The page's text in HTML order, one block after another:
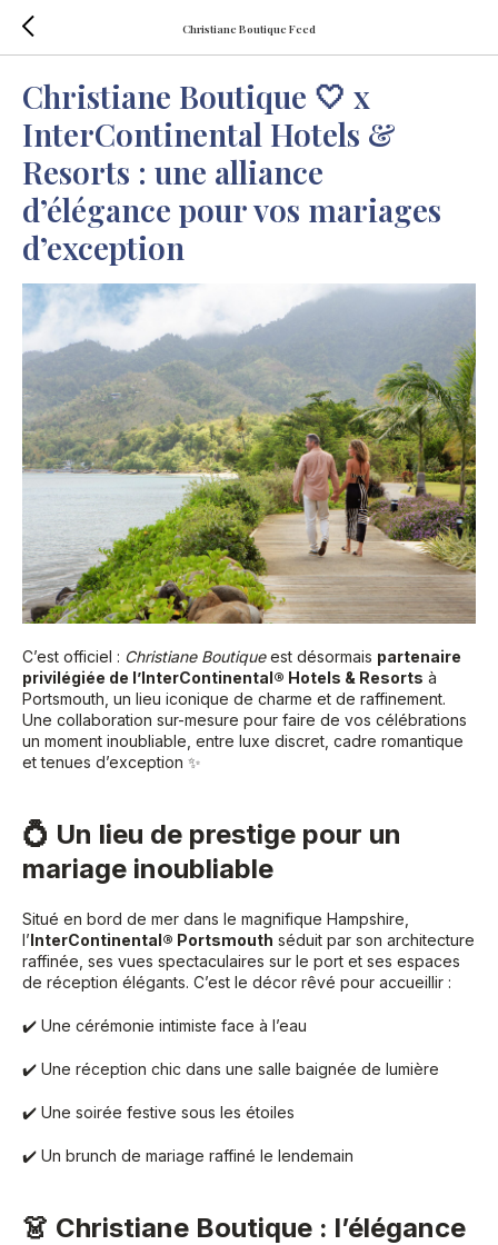
Christiane Boutique Feed
Christiane Boutique 🤍 x
InterContinental Hotels &
Resorts : une alliance
d’élégance pour vos mariages
d’exception
C’est officiel : Christiane Boutiqueest désormais partenaire
privilégiée de l’InterContinental® Hotels & Resorts à
Portsmouth, un lieu iconique de charme et de raffinement.
Une collaboration sur-mesure pour faire de vos célébrations
un moment inoubliable, entre luxe discret, cadre romantique
et tenues d’exception ✨
💍 Un lieu de prestige pour un
mariage inoubliable
Situé en bord de mer dans le magnifique Hampshire,
l’InterContinental® Portsmouth séduit par son architecture
raffinée, ses vues spectaculaires sur le port et ses espaces
de réception élégants. C’est le décor rêvé pour accueillir :
✔️ Une cérémonie intimiste face à l’eau
✔️ Une réception chic dans une salle baignée de lumière
✔️ Une soirée festive sous les étoiles
✔️ Un brunch de mariage raffiné le lendemain
👗 Christiane Boutique : l’élégance